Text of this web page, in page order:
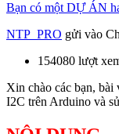
Bạn có một DỰ ÁN
NTP_PRO gửi vào
154080 lượt
Xin chào các bạn, bài
I2C trên Arduino và